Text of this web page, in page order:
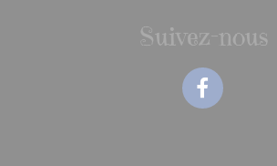
Suivez-nous